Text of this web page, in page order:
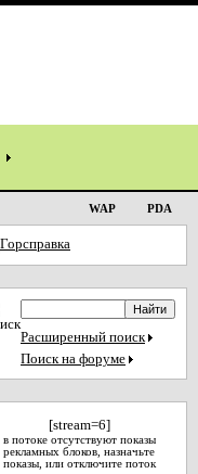
WAP PDA
Расширенный поиск
Поиск на форуме
[stream=6]
в потоке отсутствуют показы
рекламных блоков, назначьте
показы, или отключите поток